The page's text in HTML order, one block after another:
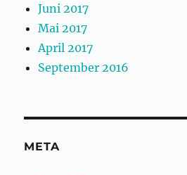
Juni 2017
Mai 2017
April 2017
September 2016
META